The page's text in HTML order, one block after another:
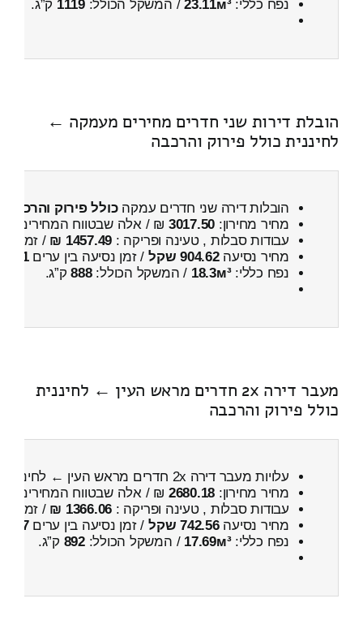
נפח כללי:23.11м³/ המשקל הכולל:1119 ק”ג.
הובלת דירות שני חדרים מחירים מעמקה ←
לחיננית כולל פירוק והרכבה
הובלות דירה שני חדרים עמקהכולל פירוק והרכבה
מחיר מחירון: 3017.50 ₪ / אלה שבטווח המחירים
עבודות סבלות , טעינה ופריקה : 1457.49 ₪ / זמן :
מחיר נסיעה904.62 שקל / זמן נסיעה בין ערים1 שעות , 12 דקות
נפח כללי:18.3м³ / המשקל הכולל:888ק”ג.
מעבר דירה 2x חדרים מראש העין ← לחיננית
כולל פירוק והרכבה
עלויות מעבר דירה 2x חדרים מראש העין ← לחיננית
מחיר מחירון: 2680.18 ₪ / אלה שבטווח המחירים
עבודות סבלות , טעינה ופריקה : 1366.06 ₪ / זמן :
מחיר נסיעה742.56 שקל / זמן נסיעה בין ערים57 דקות
נפח כללי:17.69м³ / המשקל הכולל:892 ק”ג.